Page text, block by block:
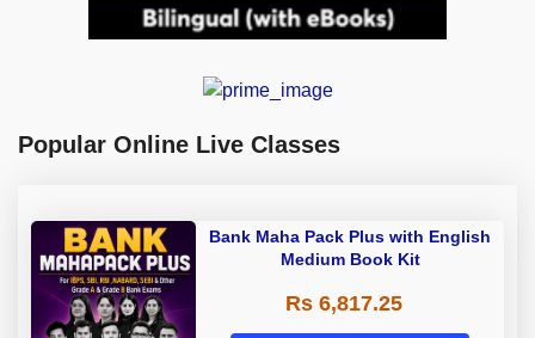
Popular Online Live Classes
Bank Maha Pack Plus with English
Medium Book Kit
Rs 6,817.25